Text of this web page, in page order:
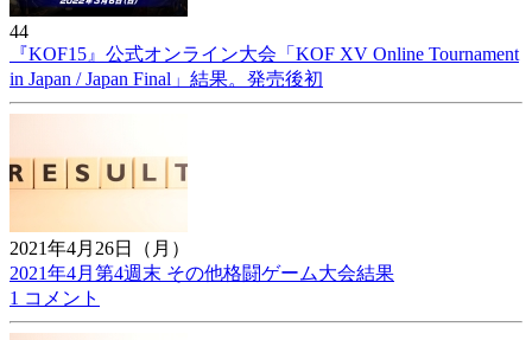
44
『KOF15』公式オンライン大会「KOF XV Online Tournament
in Japan / Japan Final」結果。発売後初
2021年4月26日（月）
2021年4月第4週末 その他格闘ゲーム大会結果
1 コメント